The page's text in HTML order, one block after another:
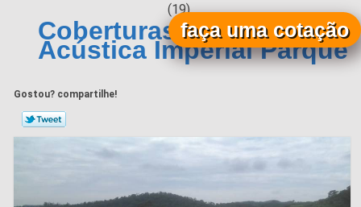
(19)
Coberturas Metálicas
Acústica Imperial Parque
Gostou? compartilhe!
faça uma cotação